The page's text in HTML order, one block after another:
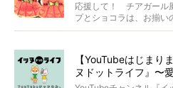
応援して！ チアガール
プとショコラは、お揃い
ます...
【YouTubeはじまり
ヌドットライフ』〜